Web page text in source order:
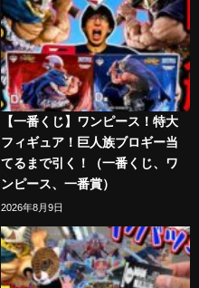
【一番くじ】ワンピース！特大
フィギュア！巨人族ブロギー当
てるまで引く！（一番くじ、ワ
ンピース、一番賞）
2026年8月9日